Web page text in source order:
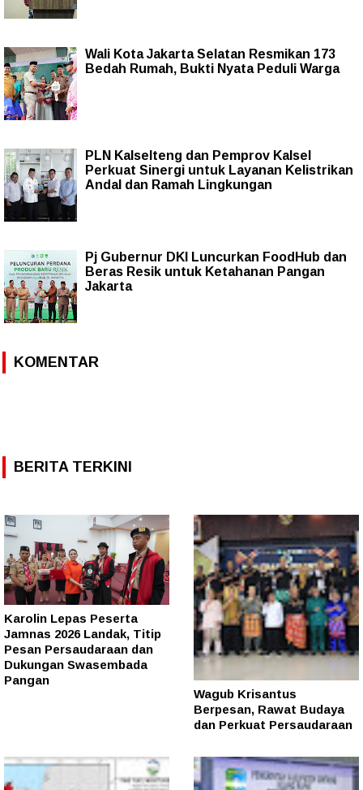
Wali Kota Jakarta Selatan Resmikan 173
Bedah Rumah, Bukti Nyata Peduli Warga
PLN Kalselteng dan Pemprov Kalsel
Perkuat Sinergi untuk Layanan Kelistrikan
Andal dan Ramah Lingkungan
Pj Gubernur DKI Luncurkan FoodHub dan
Beras Resik untuk Ketahanan Pangan
Jakarta
KOMENTAR
BERITA TERKINI
Karolin Lepas Peserta
Jamnas 2026 Landak, Titip
Pesan Persaudaraan dan
Dukungan Swasembada
Pangan
Wagub Krisantus
Berpesan, Rawat Budaya
dan Perkuat Persaudaraan